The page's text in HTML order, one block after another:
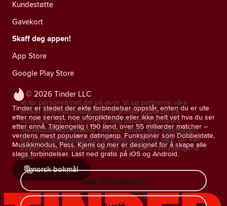
© 2026 Tinder LLC
Tinder er stedet der ekte forbindelser oppstår, enten du er ute
etter noe seriøst, noe uforpliktende eller ikke helt vet hva du ser
etter ennå. Tilgjengelig i 190 land, over 55 milliarder matcher –
verdens mest populære datingapp. Funksjoner som Dobbeldate,
Musikkmodus, Pass, Kjemi og mer er designet for å skape alle
slags forbindelser. Last ned gratis på iOS og Android.
norsk bokmål
Kundestøtte
Gavekort
Skaff deg appen!
App Store
Google Play Store
Vi tar personvernet ditt på alvor. Vi og partnerne våre
bruker informasjonskapsler for å måle publikum på
nettstedet vårt, samt for å gi deg tilbud og forbedre
markedsføringstiltakene våre for Tinder. Mer informasjon
om informasjonskapslene og leverandørene våre. Du kan
trekke tilbake samtykket ditt når som helst i innstillingene
dine.
Jeg aksepterer